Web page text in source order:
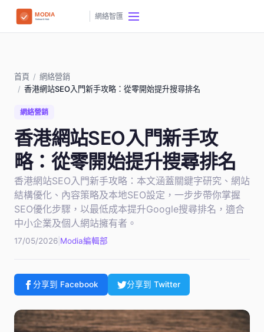
網絡智匯
首頁 / 網絡營銷
/ 香港網站SEO入門新手攻略：從零開始提升搜尋排名
網絡營銷
香港網站SEO入門新手攻
略：從零開始提升搜尋排名
香港網站SEO入門新手攻略：本文涵蓋關鍵字研究、網站
結構優化、內容策略及本地SEO設定，一步步帶你掌握
SEO優化步驟，以最低成本提升Google搜尋排名，適合
中小企業及個人網站擁有者。
17/05/2026 Modia編輯部
分享到 Facebook 分享到 Twitter